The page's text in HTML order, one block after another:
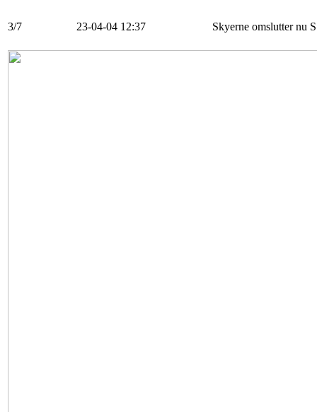
3/7 23-04-04 12:37 Skyerne omslutter nu